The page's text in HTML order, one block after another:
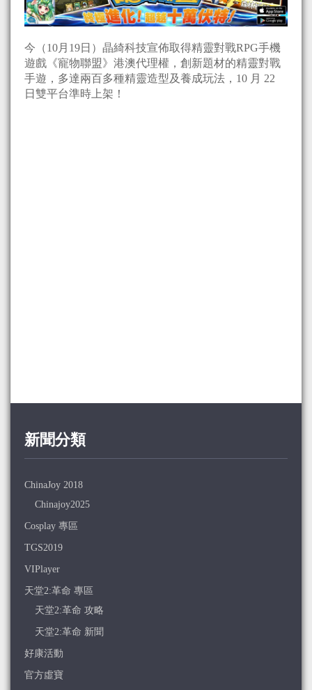
今（10月19日）晶綺科技宣佈取得精靈對戰RPG手機
遊戲《寵物聯盟》港澳代理權，創新題材的精靈對戰
手遊，多達兩百多種精靈造型及養成玩法，10 月 22
日雙平台準時上架！
新聞分類
ChinaJoy 2018
Chinajoy2025
Cosplay 專區
TGS2019
VIPlayer
天堂2:革命 專區
天堂2:革命 攻略
天堂2:革命 新聞
好康活動
官方虛寶